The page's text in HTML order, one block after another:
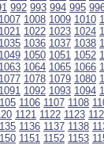
992 993 994 995
1007 1008 1009 1010
1021 1022 1023 1024
1035 1036 1037 1038
1049 1050 1051 1052
1063 1064 1065 1066
1077 1078 1079 1080
1091 1092 1093 1094
1106 1107 1108
1121 1122 1123
1136 1137 1138
1151 1152 1153